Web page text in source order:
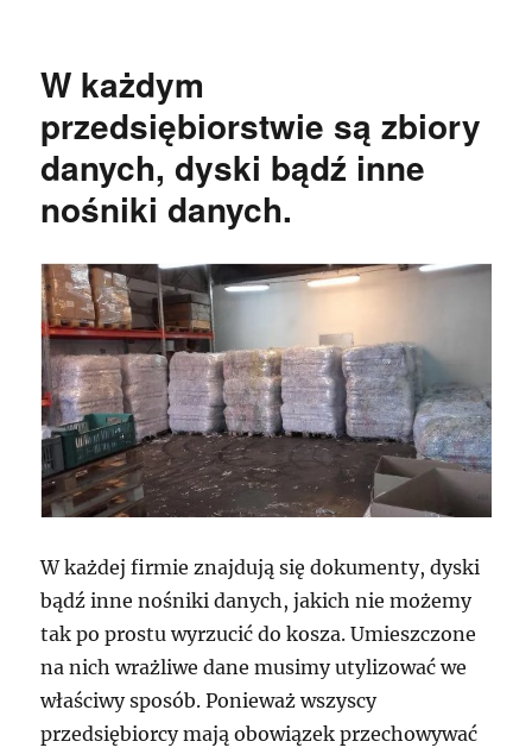
W każdym
przedsiębiorstwie są zbiory
danych, dyski bądź inne
nośniki danych.
W każdej firmie znajdują się dokumenty, dyski
bądź inne nośniki danych, jakich nie możemy
tak po prostu wyrzucić do kosza. Umieszczone
na nich wrażliwe dane musimy utylizować we
właściwy sposób. Ponieważ wszyscy
przedsiębiorcy mają obowiązek przechowywać